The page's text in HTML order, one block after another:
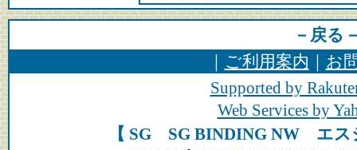
－戻る
｜ ご利用案内 ｜ お
Supported by
Web Services by
【 SG SG BINDING NW エ